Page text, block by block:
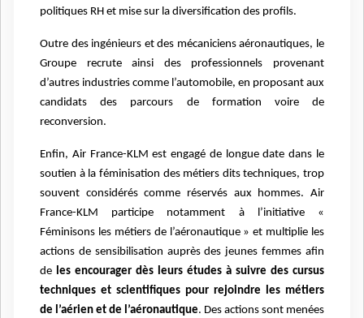
politiques RH et mise sur la diversification des profils.
Outre des ingénieurs et des mécaniciens aéronautiques, le
Groupe recrute ainsi des professionnels provenant
d’autres industries comme l’automobile, en proposant aux
candidats des parcours de formation voire de
reconversion.
Enfin, Air France-KLM est engagé de longue date dans le
soutien à la féminisation des métiers dits techniques, trop
souvent considérés comme réservés aux hommes. Air
France-KLM participe notamment à l’initiative «
Féminisons les métiers de l’aéronautique » et multiplie les
actions de sensibilisation auprès des jeunes femmes afin
de les encourager dès leurs études à suivre des cursus
techniques et scientifiques pour rejoindre les métiers
de l’aérien et de l’aéronautique. Des actions sont menées